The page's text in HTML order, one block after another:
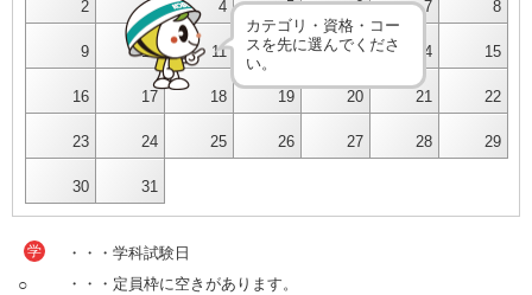
2 3 4 5 6 7 8
9 10 11 12 13 14 15
16 17 18 19 20 21 22
23 24 25 26 27 28 29
30 31
カテゴリ・資格・コー
スを先に選んでくださ
い。
学 ・・・学科試験日
○ ・・・定員枠に空きがあります。